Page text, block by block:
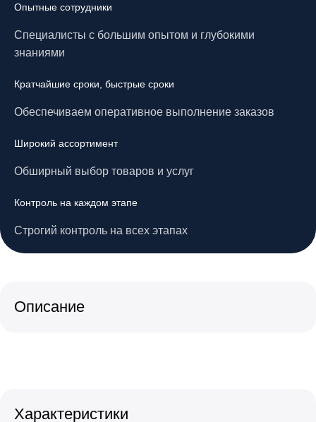
Опытные сотрудники
Специалисты с большим опытом и глубокими
знаниями
Кратчайшие сроки, быстрые сроки
Обеспечиваем оперативное выполнение заказов
Широкий ассортимент
Обширный выбор товаров и услуг
Контроль на каждом этапе
Строгий контроль на всех этапах
Описание
Характеристики